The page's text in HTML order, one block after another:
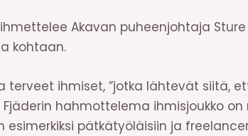
Akavan puheenjohtaja Sture
kohtaan.
terveet ihmiset, ”jotka lähtevät siitä,
Fjäderin hahmottelema ihmisjoukko
esimerkiksi pätkätyöläisiin ja